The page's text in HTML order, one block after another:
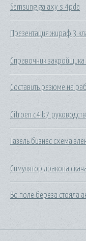
Samsung galaxy s 4pda
Презентация жираф 3
Справочник закройщика
Составить резюме на
Citroen c4 b7
Газель бизнес схема
Симулятор дракона
Во поле береза стояла